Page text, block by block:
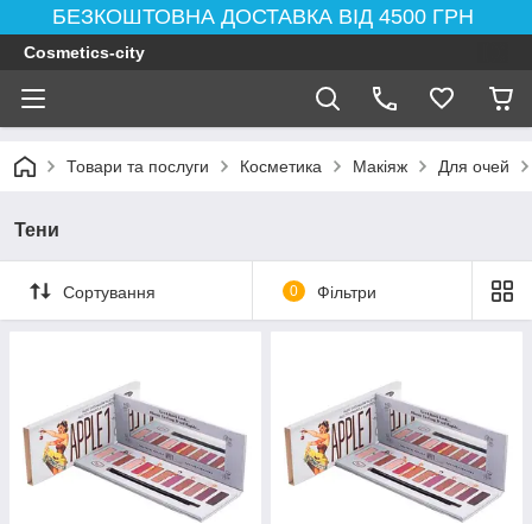
БЕЗКОШТОВНА ДОСТАВКА ВІД 4500 ГРН
Cosmetics-city
Товари та послуги Косметика Макіяж Для очей
Тени
Сортування 0 Фільтри